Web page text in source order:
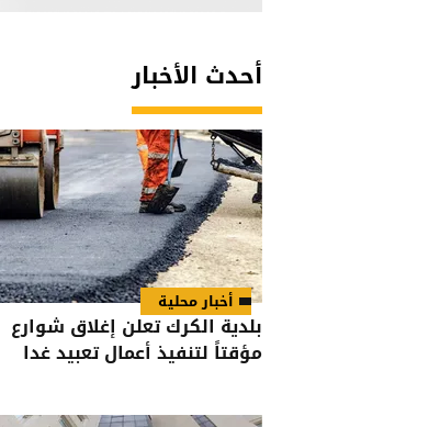
أحدث الأخبار
أخبار محلية
بلدية الكرك تعلن إغلاق شوارع
مؤقتاً لتنفيذ أعمال تعبيد غدا